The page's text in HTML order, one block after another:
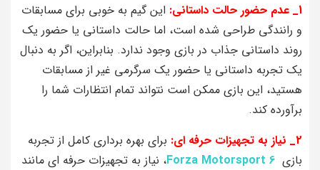
1_ عدم حضور حالت داستانی:
این گیم به خوبی برای مسابقات
و رانندگی طراحی شده است، اما حالت داستانی یا حضور یک
روند داستانی جذاب در بازی وجود ندارد. بنابراین، اگر به دنبال
یک تجربه داستانی یا حضور یک سرگرمی غیر از مسابقات
هستید، این بازی ممکن است نتواند تمام انتظارات شما را
برآورده کند.
2_ نیاز به تجهیزات حرفه‌ ای:
برای بهره‌ برداری کامل از تجربه
بازی Forza Motorsport 6، نیاز به تجهیزات حرفه‌ ای مانند